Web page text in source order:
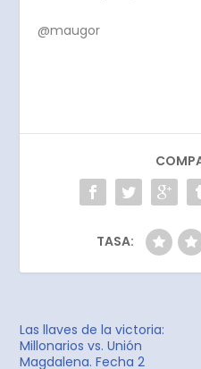
@maugor
TASA:
Las llaves de la victoria:
Millonarios vs. Unión
Magdalena. Fecha 2